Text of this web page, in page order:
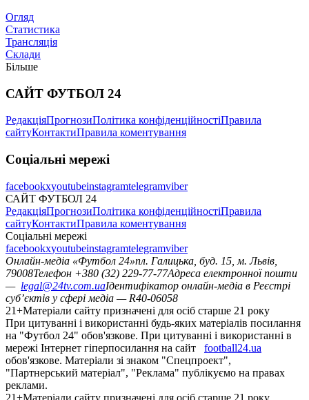
Таблиця
Новини
Огляд
Статистика
Трансляція
Склади
Більше
САЙТ ФУТБОЛ 24
РедакціяПрогнозиПолітика конфіденційностіПравила
сайтуКонтактиПравила коментування
Соціальні мережі
facebookxyoutubeinstagramtelegramviber
САЙТ ФУТБОЛ 24
РедакціяПрогнозиПолітика конфіденційностіПравила
сайтуКонтактиПравила коментування
Соціальні мережі
facebookxyoutubeinstagramtelegramviber
Онлайн-медіа «Футбол 24»пл. Галицька, буд. 15, м. Львів,
79008Телефон +380 (32) 229-77-77Адреса електронної пошти
— legal@24tv.com.uaІдентифікатор онлайн-медіа в Реєстрі
суб’єктів у сфері медіа — R40-06058
21+Матеріали сайту призначені для осіб старше 21 року
При цитуванні і використанні будь-яких матеріалів посилання
на "Футбол 24" обов'язкове. При цитуванні і використанні в
мережі Інтернет гіперпосилання на сайт
football24.ua
обов'язкове. Матеріали зі знаком "Спецпроект",
"Партнерський матеріал", "Реклама" публікуємо на правах
реклами.
21+Матеріали сайту призначені для осіб старше 21 року